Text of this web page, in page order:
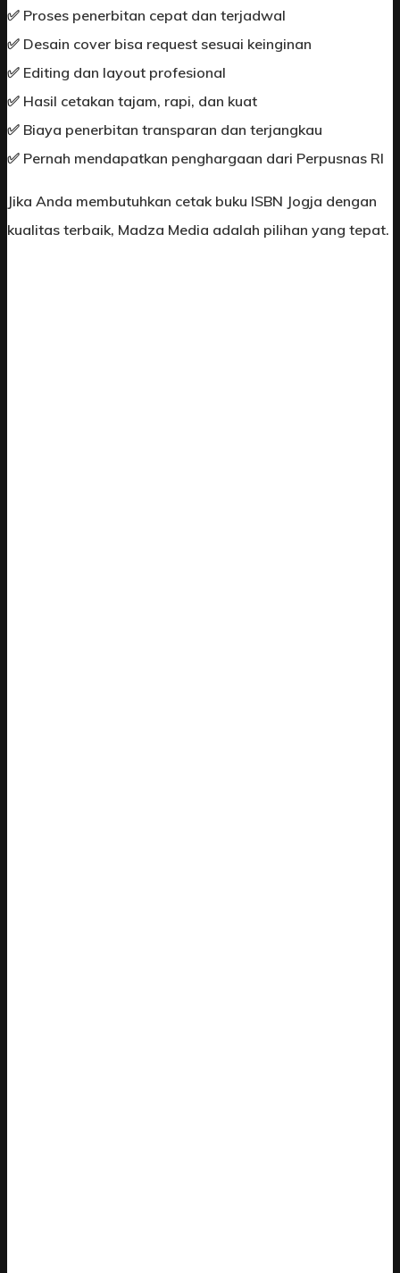
✅ Proses penerbitan cepat dan terjadwal
✅ Desain cover bisa request sesuai keinginan
✅ Editing dan layout profesional
✅ Hasil cetakan tajam, rapi, dan kuat
✅ Biaya penerbitan transparan dan terjangkau
✅ Pernah mendapatkan penghargaan dari Perpusnas RI
Jika Anda membutuhkan cetak buku ISBN Jogja dengan
kualitas terbaik, Madza Media adalah pilihan yang tepat.